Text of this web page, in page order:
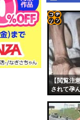
【閲覧注
されて孕
コテ
リン
- 固
定リ
ンク
自動
更新